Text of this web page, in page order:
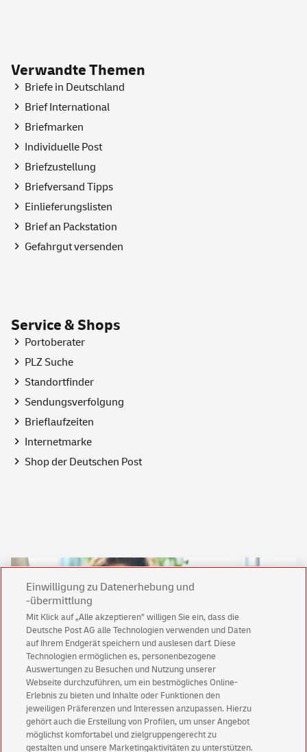
Verwandte Themen
Briefe in Deutschland
Brief International
Briefmarken
Individuelle Post
Briefzustellung
Briefversand Tipps
Einlieferungslisten
Brief an Packstation
Gefahrgut versenden
Service & Shops
Portoberater
PLZ Suche
Standortfinder
Sendungsverfolgung
Brieflaufzeiten
Internetmarke
Shopder Deutschen Post
Keine News mehr verpassen!
Für den Shop-Newsletter anmelden und
Willkommensgutschein für eine Bestellung sichern.
Einwilligung zu Datenerhebung und
-übermittlung
Mit Klick auf „Alle akzeptieren” willigen Sie ein, dass die
Deutsche Post AG alle Technologien verwenden und Daten
auf Ihrem Endgerät speichern und auslesen darf. Diese
Technologien ermöglichen es, personenbezogene
Auswertungen zu Besuchen und Nutzung unserer
Webseite durchzuführen, um ein bestmögliches Online-
Erlebnis zu bieten und Inhalte oder Funktionen den
jeweiligen Präferenzen und Interessen anzupassen. Hierzu
gehört auch die Erstellung von Profilen, um unser Angebot
möglichst komfortabel und zielgruppengerecht zu
gestalten und unsere Marketingaktivitäten zu unterstützen.